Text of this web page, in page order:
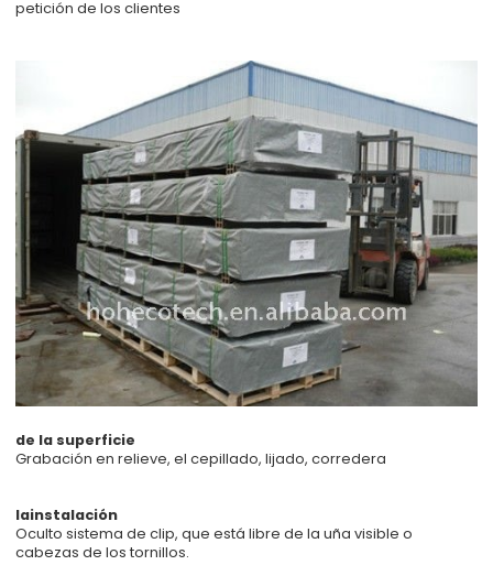
petición de los clientes
de la superficie
Grabación en relieve, el cepillado, lijado, corredera
lainstalación
Oculto sistema de clip, que está libre de la uña visible o
cabezas de los tornillos.